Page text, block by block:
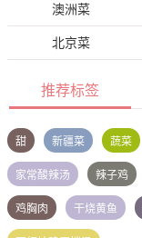
澳洲菜
北京菜
推荐标签
甜 新疆菜 蔬菜
家常酸辣汤 辣子鸡
鸡胸肉 干烧黄鱼